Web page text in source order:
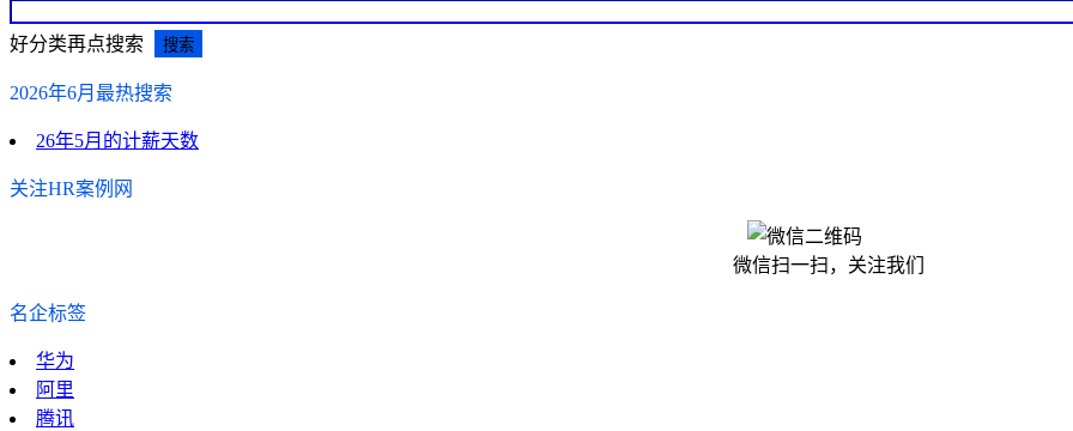
好分类再点搜索
2026年6月最热搜索
26年5月的计薪天数
关注HR案例网
微信扫一扫，关注我们
名企标签
华为
阿里
腾讯